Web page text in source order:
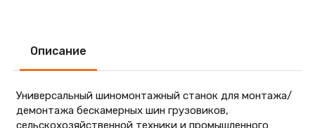
Описание
Универсальный шиномонтажный станок для монтажа/
демонтажа бескамерных шин грузовиков,
сельскохозяйственной техники и промышленного